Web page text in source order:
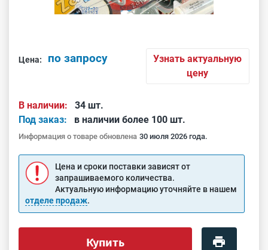
Цена: по запросу
Узнать актуальную
цену
В наличии:
34 шт.
Под заказ:
в наличии более 100 шт.
Информация о товаре обновлена 30 июля 2026 года.
Цена и сроки поставки зависят от
запрашиваемого количества.
Актуальную информацию уточняйте в нашем
отделе продаж.
Купить